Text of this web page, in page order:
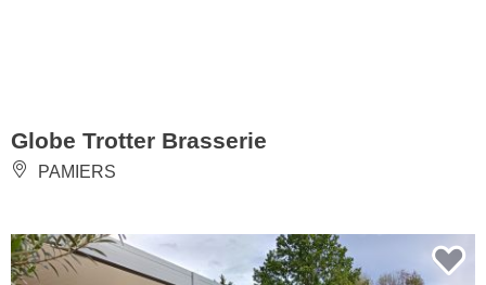
Globe Trotter Brasserie
PAMIERS